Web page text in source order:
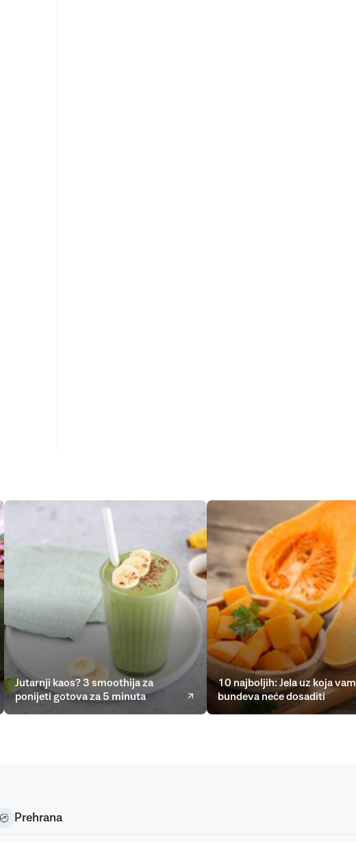
Jutarnji kaos? 3 smoothija za
ponijeti gotova za 5 minuta
10 najboljih: Jela uz koja vam
bundeva neće dosaditi
Prehrana